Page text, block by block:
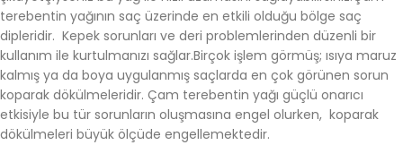
terebentin yağının saç üzerinde en etkili olduğu bölge saç
dipleridir. Kepek sorunları ve deri problemlerinden düzenli bir
kullanım ile kurtulmanızı sağlar.Birçok işlem görmüş; ısıya maruz
kalmış ya da boya uygulanmış saçlarda en çok görünen sorun
koparak dökülmeleridir. Çam terebentin yağı güçlü onarıcı
etkisiyle bu tür sorunların oluşmasına engel olurken, koparak
dökülmeleri büyük ölçüde engellemektedir.